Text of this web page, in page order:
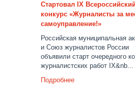
Стартовал IX Всероссийский
конкурс «Журналисты за
самоуправление!»
Российская муниципальная
и Союз журналистов России
объявили старт очередного
журналистских работ IX&nb...
Подробнее